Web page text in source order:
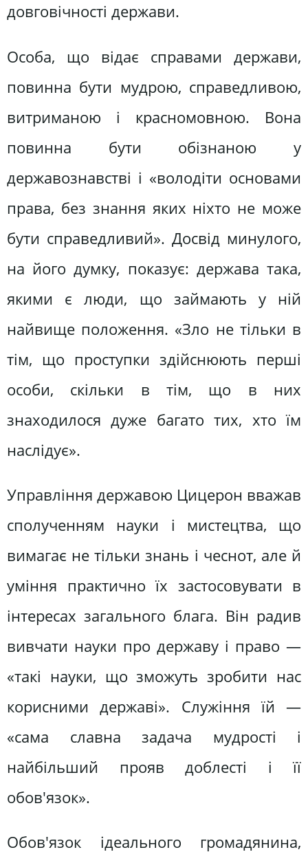
довговічності держави.
Особа, що відає справами держави,
повинна бути мудрою, справедливою,
витриманою і красномовною. Вона
повинна бути обізнаною у
державознавстві і «володіти основами
права, без знання яких ніхто не може
бути справедливий». Досвід минулого,
на його думку, показує: держава така,
якими є люди, що займають у ній
найвище положення. «Зло не тільки в
тім, що проступки здійснюють перші
особи, скільки в тім, що в них
знаходилося дуже багато тих, хто їм
наслідує».
Управління державою Цицерон вважав
сполученням науки і мистецтва, що
вимагає не тільки знань і чеснот, але й
уміння практично їх застосовувати в
інтересах загального блага. Він радив
вивчати науки про державу і право —
«такі науки, що зможуть зробити нас
корисними державі». Служіння їй —
«сама славна задача мудрості і
найбільший прояв доблесті і її
обов'язок».
Обов'язок ідеального громадянина,